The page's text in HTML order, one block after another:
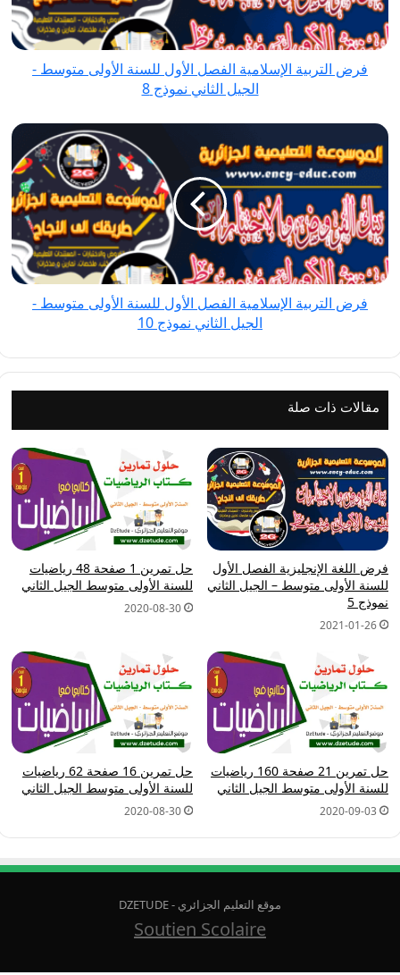
للسنة
الأولى
متوسط
نموذج
8
فرض التربية الإسلامية الفصل الأول للسنة الأولى متوسط -
الجيل الثاني نموذج 8
فرض
التربية
الإسلامية
الفصل
الأول
للسنة
الأولى
متوسط
نموذج
10
فرض التربية الإسلامية الفصل الأول للسنة الأولى متوسط -
الجيل الثاني نموذج 10
مقالات ذات صلة
فرض اللغة الإنجليزية الفصل الأول
للسنة الأولى متوسط – الجيل الثاني
نموذج 5
2021-01-26
حل تمرين 1 صفحة 48 رياضيات
للسنة الأولى متوسط الجيل الثاني
2020-08-30
حل تمرين 21 صفحة 160 رياضيات
للسنة الأولى متوسط الجيل الثاني
2020-09-03
حل تمرين 16 صفحة 62 رياضيات
للسنة الأولى متوسط الجيل الثاني
2020-08-30
موقع التعليم الجزائري - DZETUDE
Soutien Scolaire